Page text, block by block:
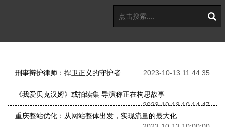
刑事辩护律师：捍卫正义的守护者 2023-10-13 11:44:35
《我爱贝克汉姆》或拍续集 导演称正在构思故事
2023-10-13 10:14:47
重庆整站优化：从网站整体出发，实现流量的最大化
2023-10-13 10:00:00